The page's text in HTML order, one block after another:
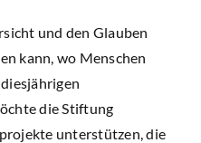
und den Glauben
kann, wo Menschen
die Stiftung
unterstützen, die